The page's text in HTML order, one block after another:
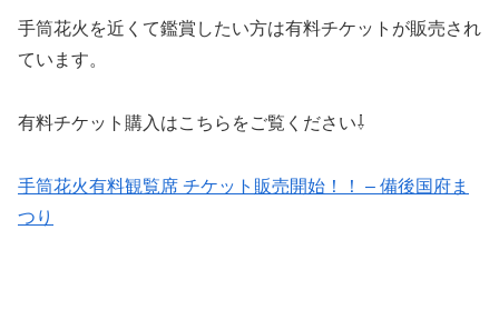
手筒花火を近くて鑑賞したい方は有料チケットが販売され
ています。
有料チケット購入はこちらをご覧ください⇩
手筒花火有料観覧席 チケット販売開始！！ – 備後国府ま
つり